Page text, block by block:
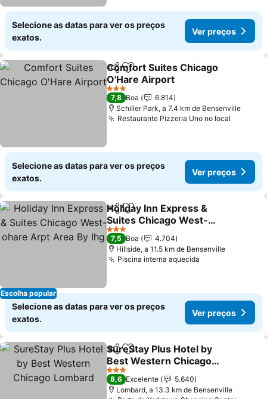
Selecione as datas para ver os preços
exatos.
Ver preços
PartilharAdicionar aos favoritos
Comfort Suites Chicago
O'Hare Airport
3 Estrelas
7,8 Boa
6.814
Schiller Park, a 7.4 km de Bensenville
Restaurante Pizzeria Uno no local
Selecione as datas para ver os preços
exatos.
Ver preços
Escolha popular
PartilharAdicionar aos favoritos
Holiday Inn Express &
Suites Chicago West-
ohare Arpt Area By Ihg
3 Estrelas
7,5 Boa
4.704
Hillside, a 11.5 km de Bensenville
Piscina interna aquecida
Selecione as datas para ver os preços
exatos.
Ver preços
PartilharAdicionar aos favoritos
SureStay Plus Hotel by
Best Western Chicago
Lombard
3 Estrelas
8,6 Excelente
5.640
Lombard, a 13.3 km de Bensenville